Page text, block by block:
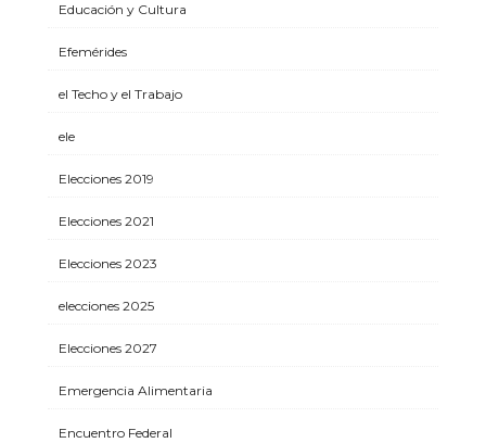
Educación y Cultura
Efemérides
el Techo y el Trabajo
ele
Elecciones 2019
Elecciones 2021
Elecciones 2023
elecciones 2025
Elecciones 2027
Emergencia Alimentaria
Encuentro Federal